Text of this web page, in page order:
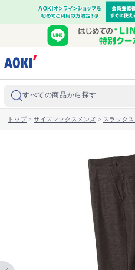
すべての商品から探す
トップ>サイズマックスメンズ > スラック